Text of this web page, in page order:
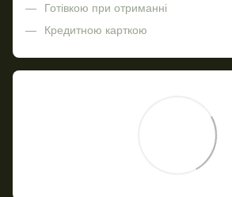
Готівкою при отриманні
Кредитною карткою